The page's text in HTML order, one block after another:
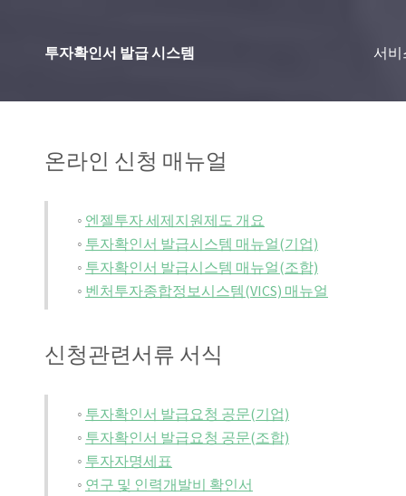
투자확인서 발급 시스템 서비
온라인 신청 매뉴얼
◦ 엔젤투자 세제지원제도 개요
◦ 투자확인서 발급시스템 매뉴얼(기업)
◦ 투자확인서 발급시스템 매뉴얼(조합)
◦ 벤처투자종합정보시스템(VICS) 매뉴얼
신청관련서류 서식
◦ 투자확인서 발급요청 공문(기업)
◦ 투자확인서 발급요청 공문(조합)
◦ 투자자명세표
◦ 연구 및 인력개발비 확인서